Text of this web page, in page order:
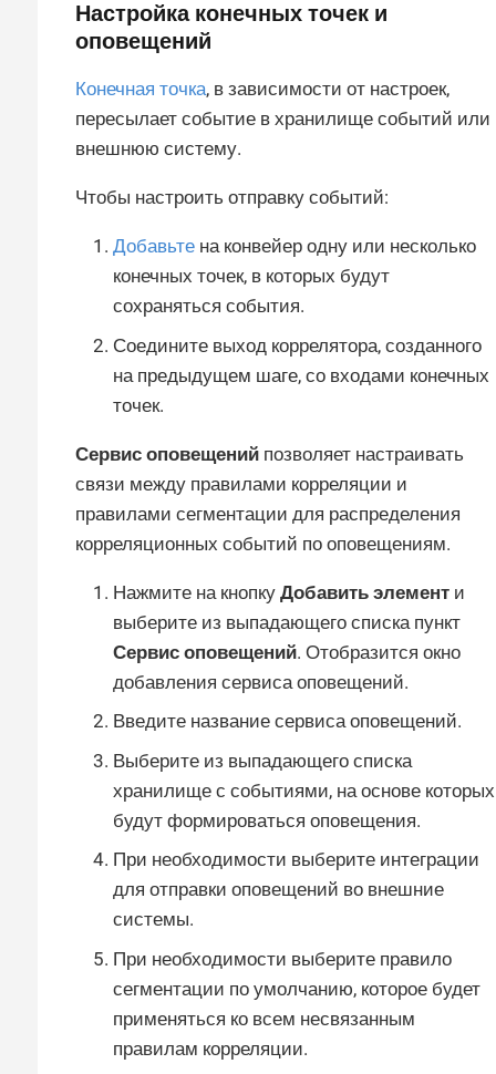
Настройка конечных точек и
оповещений
Конечная точка, в зависимости от настроек,
пересылает событие в хранилище событий или
внешнюю систему.
Чтобы настроить отправку событий:
Добавьте на конвейер одну или несколько
конечных точек, в которых будут
сохраняться события.
Соедините выход коррелятора, созданного
на предыдущем шаге, со входами конечных
точек.
Сервис оповещений позволяет настраивать
связи между правилами корреляции и
правилами сегментации для распределения
корреляционных событий по оповещениям.
Нажмите на кнопку Добавить элемент и
выберите из выпадающего списка пункт
Сервис оповещений. Отобразится окно
добавления сервиса оповещений.
Введите название сервиса оповещений.
Выберите из выпадающего списка
хранилище с событиями, на основе которых
будут формироваться оповещения.
При необходимости выберите интеграции
для отправки оповещений во внешние
системы.
При необходимости выберите правило
сегментации по умолчанию, которое будет
применяться ко всем несвязанным
правилам корреляции.